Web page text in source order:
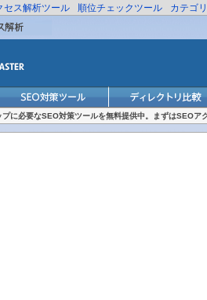
セス解析ツール 順位チェックツール カテゴ
に必要なSEO対策ツールを無料提供中。まずはSEOア